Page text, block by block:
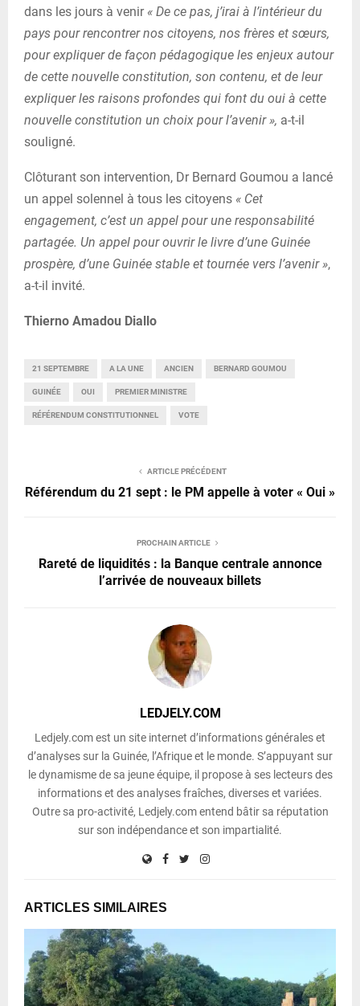
dans les jours à venir« De ce pas, j’irai à l’intérieur du
pays pour rencontrer nos citoyens, nos frères et sœurs,
pour expliquer de façon pédagogique les enjeux autour
de cette nouvelle constitution, son contenu, et de leur
expliquer les raisons profondes qui font du oui à cette
nouvelle constitution un choix pour l’avenir », a-t-il
souligné.
Clôturant son intervention, Dr Bernard Goumou a lancé
un appel solennel à tous les citoyens « Cet
engagement, c’est un appel pour une responsabilité
partagée. Un appel pour ouvrir le livre d’une Guinée
prospère, d’une Guinée stable et tournée vers l’avenir »,
a-t-il invité.
Thierno Amadou Diallo
21 SEPTEMBRE A LA UNE ANCIEN BERNARD GOUMOU
GUINÉE OUI PREMIER MINISTRE
RÉFÉRENDUM CONSTITUTIONNEL VOTE
ARTICLE PRÉCÉDENT
Référendum du 21 sept : le PM appelle à voter « Oui »
PROCHAIN ARTICLE
Rareté de liquidités : la Banque centrale annonce
l’arrivée de nouveaux billets
LEDJELY.COM
Ledjely.com est un site internet d’informations générales et
d’analyses sur la Guinée, l’Afrique et le monde. S’appuyant sur
le dynamisme de sa jeune équipe, il propose à ses lecteurs des
informations et des analyses fraîches, diverses et variées.
Outre sa pro-activité, Ledjely.com entend bâtir sa réputation
sur son indépendance et son impartialité.
ARTICLES SIMILAIRES